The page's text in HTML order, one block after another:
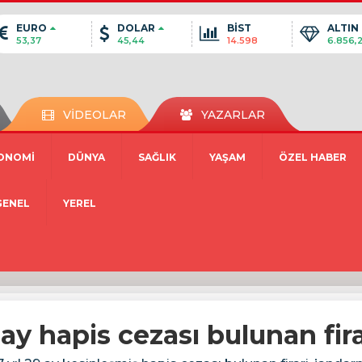
EURO
53,37
DOLAR
45,44
BİST
14.598
ALTIN
VİDEOLAR YAZARLAR
DÜNYA SAĞLIK YAŞAM ÖZEL HABER
YEREL
ay hapis cezası bulunan